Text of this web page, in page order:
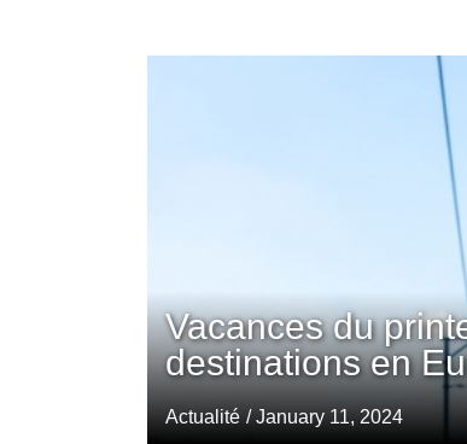
Vacances du
destinations en
Actualité / January 11, 2024